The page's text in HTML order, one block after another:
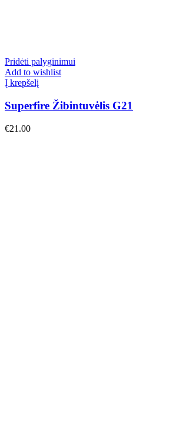
Pridėti palyginimui
Add to wishlist
Į krepšelį
Superfire Žibintuvėlis G21
€21.00